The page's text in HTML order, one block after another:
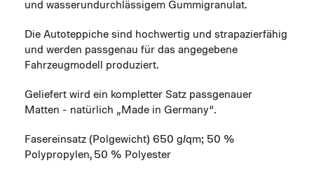
und wasserundurchlässigem Gummigranulat.
Die Autoteppiche sind hochwertig und strapazierfähig
und werden passgenau für das angegebene
Fahrzeugmodell produziert.
Geliefert wird ein kompletter Satz passgenauer
Matten - natürlich „Made in Germany“.
Fasereinsatz (Polgewicht) 650 g/qm; 50 %
Polypropylen, 50 % Polyester